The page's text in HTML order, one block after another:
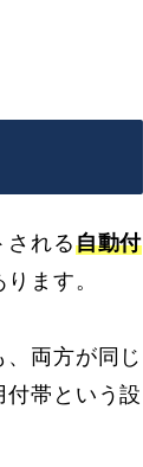
される自動付
ります。
両方が同じ
帯という設